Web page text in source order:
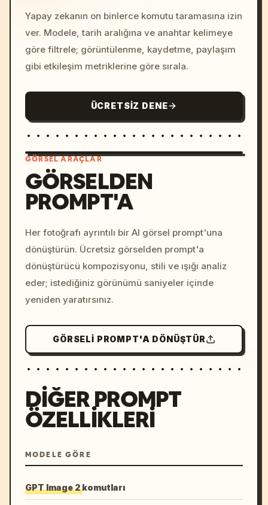
Yapay zekanın on binlerce komutu taramasına izin
ver. Modele, tarih aralığına ve anahtar kelimeye
göre filtrele; görüntülenme, kaydetme, paylaşım
gibi etkileşim metriklerine göre sırala.
ÜCRETSIZ DENE
colors, 8k --v 6.0
GÖRSEL ARAÇLAR
GÖRSELDEN
PROMPT'A
Her fotoğrafı ayrıntılı bir AI görsel prompt'una
dönüştürün. Ücretsiz görselden prompt'a
dönüştürücü kompozisyonu, stili ve ışığı analiz
eder; istediğiniz görünümü saniyeler içinde
yeniden yaratırsınız.
GÖRSELI PROMPT'A DÖNÜŞTÜR
DIĞER PROMPT
ÖZELLIKLERI
MODELE GÖRE
GPT Image 2 komutları